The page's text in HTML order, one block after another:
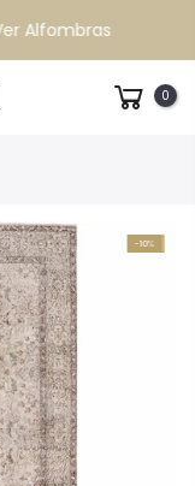
Alfombras
0
-10%